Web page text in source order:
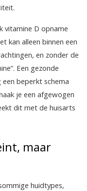
vitamine D opname
kan alleen binnen een
en zonder de
Een gezonde
beperkt schema
je een afgewogen
dit met de huisarts
maar
huidtypes,